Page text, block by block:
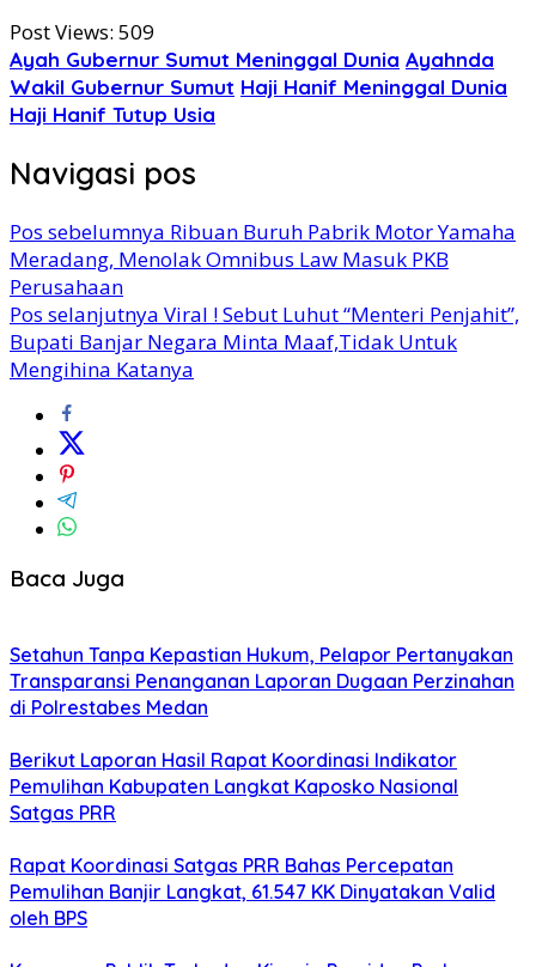
Post Views: 509
Ayah Gubernur Sumut Meninggal Dunia Ayahnda
Wakil Gubernur Sumut Haji Hanif Meninggal Dunia
Haji Hanif Tutup Usia
Navigasi pos
Pos sebelumnya Ribuan Buruh Pabrik Motor Yamaha
Meradang, Menolak Omnibus Law Masuk PKB
Perusahaan
Pos selanjutnya Viral ! Sebut Luhut “Menteri Penjahit”,
Bupati Banjar Negara Minta Maaf,Tidak Untuk
Mengihina Katanya
Baca Juga
Setahun Tanpa Kepastian Hukum, Pelapor Pertanyakan
Transparansi Penanganan Laporan Dugaan Perzinahan
di Polrestabes Medan
Berikut Laporan Hasil Rapat Koordinasi Indikator
Pemulihan Kabupaten Langkat Kaposko Nasional
Satgas PRR
Rapat Koordinasi Satgas PRR Bahas Percepatan
Pemulihan Banjir Langkat, 61.547 KK Dinyatakan Valid
oleh BPS